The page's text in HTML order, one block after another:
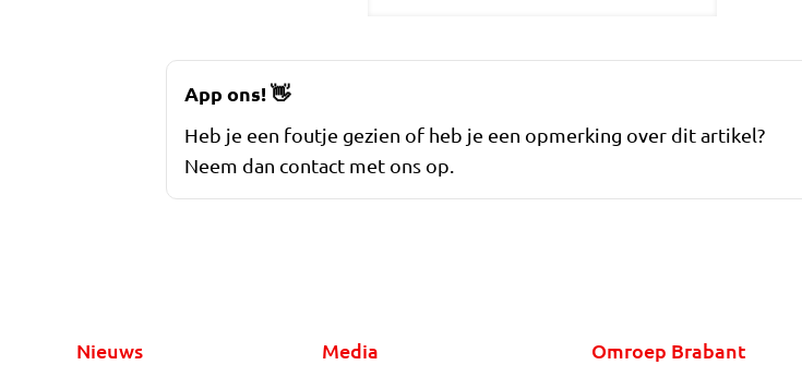
App ons!👋
Heb je een foutje gezien of heb je een opmerking over dit artikel?
Neem dan contact met ons op.
Nieuws Media Omroep Brabant